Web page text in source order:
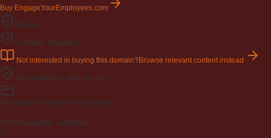
Buy EngageYourEmployees.com
Afternic
GoDaddy checkout
Not interested in buying this domain?Browse relevant content instead
What happens after you buy
PaySecure checkout on GoDaddy
2
VerifyOwnership confirmed
3